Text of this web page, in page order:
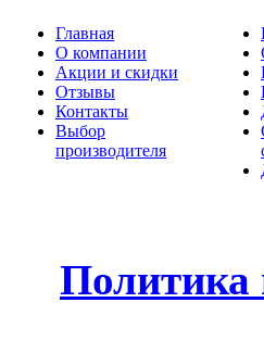
Главная
О компании
Акции и скидки
Отзывы
Контакты
Выбор
производителя
Политика